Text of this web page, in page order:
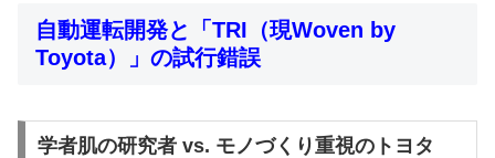
自動運転開発と「TRI（現Woven by
Toyota）」の試行錯誤
学者肌の研究者 vs. モノづくり重視のトヨタ